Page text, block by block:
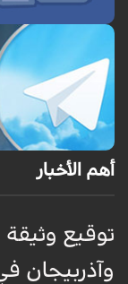
أهم الأخبار
وآذربيجان